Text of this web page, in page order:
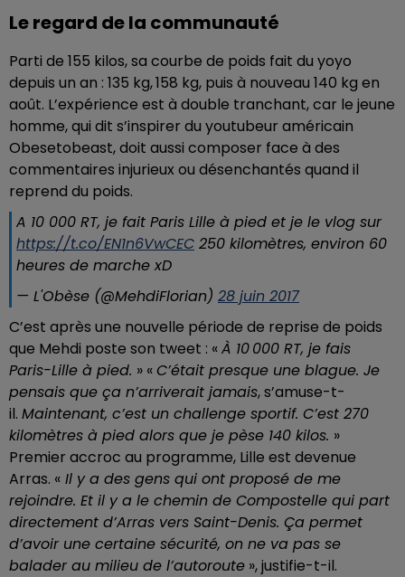
Le regard de la communauté
Parti de 155 kilos, sa courbe de poids fait du yoyo
depuis un an : 135 kg, 158 kg, puis à nouveau 140 kg en
août. L’expérience est à double tranchant, car le jeune
homme, qui dit s’inspirer du youtubeur américain
Obesetobeast, doit aussi composer face à des
commentaires injurieux ou désenchantés quand il
reprend du poids.
A 10 000 RT, je fait Paris Lille à pied et je le vlog sur
https://t.co/EN1n6VwCEC 250 kilomètres, environ 60
heures de marche xD
— L'Obèse (@MehdiFlorian) 28 juin 2017
C’est après une nouvelle période de reprise de poids
que Mehdi poste son tweet : «À 10 000 RT, je fais
Paris-Lille à pied. » «C’était presque une blague. Je
pensais que ça n’arriverait jamais, s’amuse-t-
il. Maintenant, c’est un challenge sportif. C’est 270
kilomètres à pied alors que je pèse 140 kilos. »
Premier accroc au programme, Lille est devenue
Arras. « Il y a des gens qui ont proposé de me
rejoindre. Et il y a le chemin de Compostelle qui part
directement d’Arras vers Saint-Denis. Ça permet
d’avoir une certaine sécurité, on ne va pas se
balader au milieu de l’autoroute », justifie-t-il.